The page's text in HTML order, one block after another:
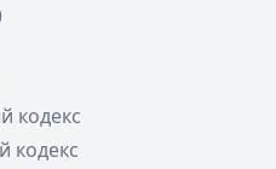
кодекс
кодекс